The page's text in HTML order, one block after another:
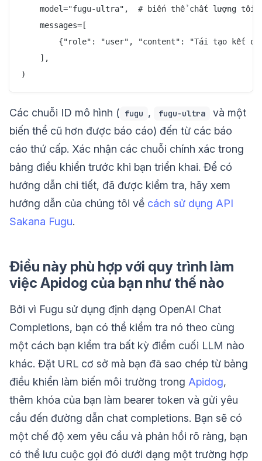
model="fugu-ultra",  # biến thể chất lượng
    messages=[
{"role": "user", "content": "Tái tạo kết
    ],
Các chuỗi ID mô hình ( fugu , fugu-ultra
và một
biến thể cũ hơn được báo cáo) đến từ các báo
cáo thứ cấp. Xác nhận các chuỗi chính xác trong
bảng điều khiển trước khi bạn triển khai. Để có
hướng dẫn chi tiết, đã được kiểm tra, hãy xem
hướng dẫn của chúng tôi về cách sử dụng API
Sakana Fugu.
Điều này phù hợp với quy trình làm
việc Apidog của bạn như thế nào
Bởi vì Fugu sử dụng định dạng OpenAI Chat
Completions, bạn có thể kiểm tra nó theo cùng
một cách bạn kiểm tra bất kỳ điểm cuối LLM nào
khác. Đặt URL cơ sở mà bạn đã sao chép từ bảng
điều khiển làm biến môi trường trong Apidog,
thêm khóa của bạn làm bearer token và gửi yêu
cầu đến đường dẫn chat completions. Bạn sẽ có
một chế độ xem yêu cầu và phản hồi rõ ràng, bạn
có thể lưu cuộc gọi đó dưới dạng một trường hợp